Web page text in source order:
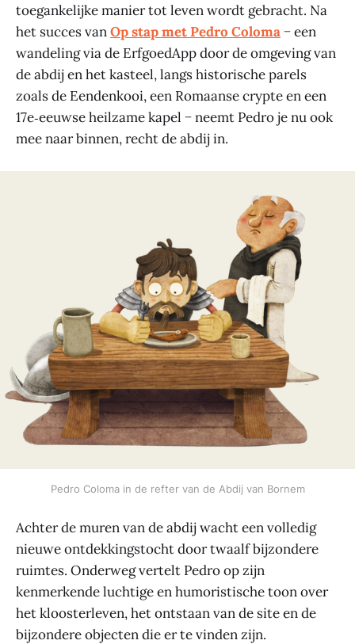
toegankelijke manier tot leven wordt gebracht. Na
het succes vanOp stap met Pedro Coloma− een
wandeling via de ErfgoedApp door de omgeving van
de abdij en het kasteel, langs historische parels
zoals de Eendenkooi, een Romaanse crypte en een
17e‑eeuwse heilzame kapel − neemt Pedro je nu ook
mee naar binnen, recht de abdij in.
Pedro Coloma in de refter van de Abdij van Bornem
Achter de muren van de abdij wacht een volledig
nieuwe ontdekkingstocht door twaalf bijzondere
ruimtes. Onderweg vertelt Pedro op zijn
kenmerkende luchtige en humoristische toon over
het kloosterleven, het ontstaan van de site en de
bijzondere objecten die er te vinden zijn.